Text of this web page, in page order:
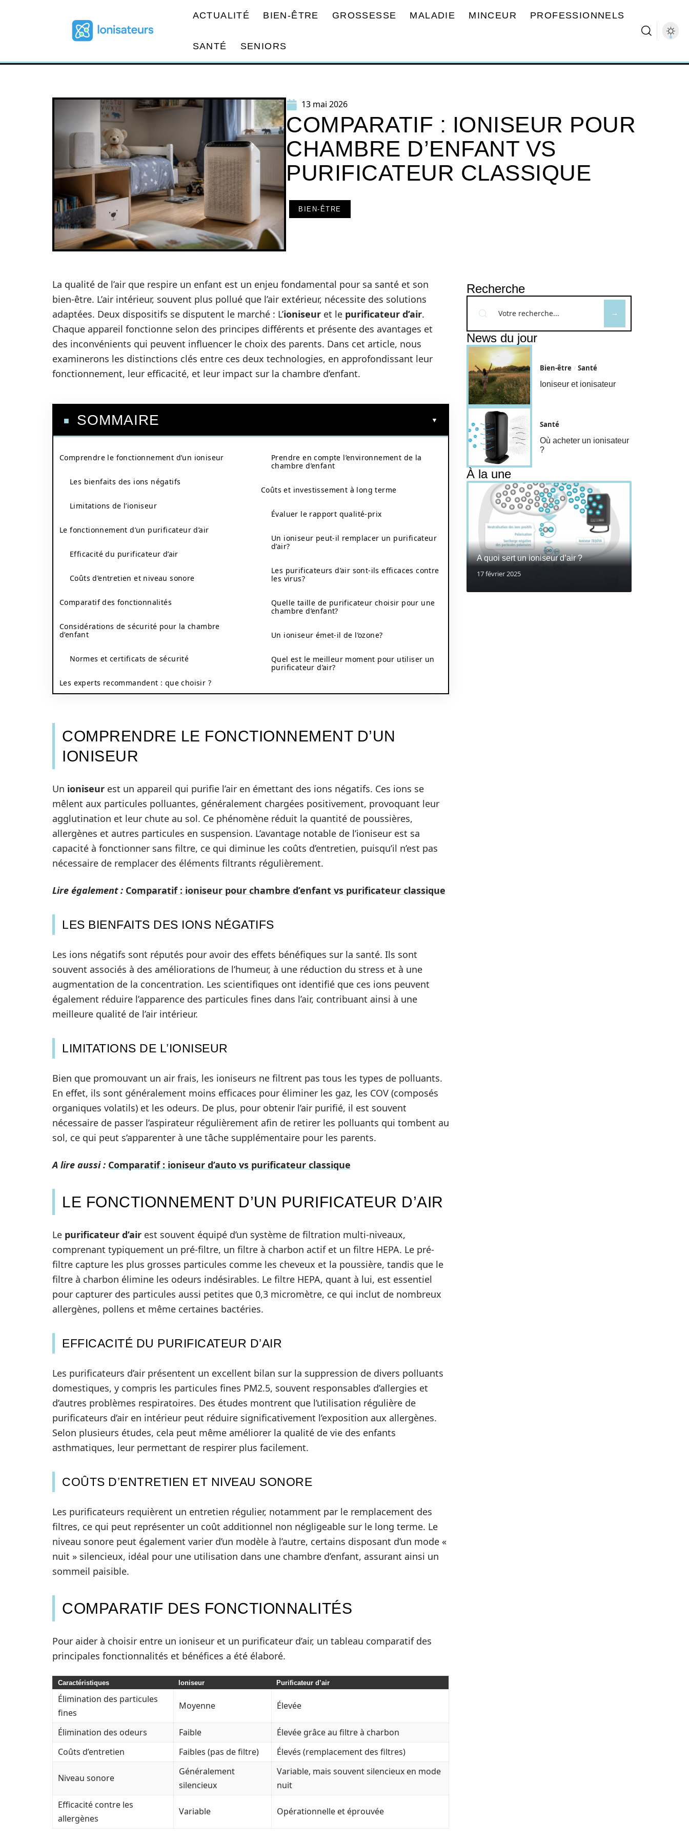
ACTUALITÉ BIEN-ÊTRE GROSSESSE MALADIE MINCEUR PROFESSIONNELS
SANTÉ SENIORS
13 mai 2026
COMPARATIF : IONISEUR POUR
CHAMBRE D’ENFANT VS
PURIFICATEUR CLASSIQUE
BIEN-ÊTRE
La qualité de l’air que respire un enfant est un enjeu fondamental pour sa santé et son
bien-être. L’air intérieur, souvent plus pollué que l’air extérieur, nécessite des solutions
adaptées. Deux dispositifs se disputent le marché : L’ioniseur et le purificateur d’air.
Chaque appareil fonctionne selon des principes différents et présente des avantages et
des inconvénients qui peuvent influencer le choix des parents. Dans cet article, nous
examinerons les distinctions clés entre ces deux technologies, en approfondissant leur
fonctionnement, leur efficacité, et leur impact sur la chambre d’enfant.
SOMMAIRE
Comprendre le fonctionnement d’un ioniseur
Les bienfaits des ions négatifs
Limitations de l’ioniseur
Le fonctionnement d’un purificateur d’air
Efficacité du purificateur d’air
Coûts d’entretien et niveau sonore
Comparatif des fonctionnalités
Considérations de sécurité pour la chambre
d’enfant
Normes et certificats de sécurité
Les experts recommandent : que choisir ?
Prendre en compte l’environnement de la
chambre d’enfant
Coûts et investissement à long terme
Évaluer le rapport qualité-prix
Un ioniseur peut-il remplacer un purificateur
d’air?
Les purificateurs d’air sont-ils efficaces contre
les virus?
Quelle taille de purificateur choisir pour une
chambre d’enfant?
Un ioniseur émet-il de l’ozone?
Quel est le meilleur moment pour utiliser un
purificateur d’air?
COMPRENDRE LE FONCTIONNEMENT D’UN
IONISEUR
Un ioniseur est un appareil qui purifie l’air en émettant des ions négatifs. Ces ions se
mêlent aux particules polluantes, généralement chargées positivement, provoquant leur
agglutination et leur chute au sol. Ce phénomène réduit la quantité de poussières,
allergènes et autres particules en suspension. L’avantage notable de l’ioniseur est sa
capacité à fonctionner sans filtre, ce qui diminue les coûts d’entretien, puisqu’il n’est pas
nécessaire de remplacer des éléments filtrants régulièrement.
Lire également : Comparatif : ioniseur pour chambre d’enfant vs purificateur classique
LES BIENFAITS DES IONS NÉGATIFS
Les ions négatifs sont réputés pour avoir des effets bénéfiques sur la santé. Ils sont
souvent associés à des améliorations de l’humeur, à une réduction du stress et à une
augmentation de la concentration. Les scientifiques ont identifié que ces ions peuvent
également réduire l’apparence des particules fines dans l’air, contribuant ainsi à une
meilleure qualité de l’air intérieur.
LIMITATIONS DE L’IONISEUR
Bien que promouvant un air frais, les ioniseurs ne filtrent pas tous les types de polluants.
En effet, ils sont généralement moins efficaces pour éliminer les gaz, les COV (composés
organiques volatils) et les odeurs. De plus, pour obtenir l’air purifié, il est souvent
nécessaire de passer l’aspirateur régulièrement afin de retirer les polluants qui tombent au
sol, ce qui peut s’apparenter à une tâche supplémentaire pour les parents.
A lire aussi : Comparatif : ioniseur d’auto vs purificateur classique
LE FONCTIONNEMENT D’UN PURIFICATEUR D’AIR
Le purificateur d’air est souvent équipé d’un système de filtration multi-niveaux,
comprenant typiquement un pré-filtre, un filtre à charbon actif et un filtre HEPA. Le pré-
filtre capture les plus grosses particules comme les cheveux et la poussière, tandis que le
filtre à charbon élimine les odeurs indésirables. Le filtre HEPA, quant à lui, est essentiel
pour capturer des particules aussi petites que 0,3 micromètre, ce qui inclut de nombreux
allergènes, pollens et même certaines bactéries.
EFFICACITÉ DU PURIFICATEUR D’AIR
Les purificateurs d’air présentent un excellent bilan sur la suppression de divers polluants
domestiques, y compris les particules fines PM2.5, souvent responsables d’allergies et
d’autres problèmes respiratoires. Des études montrent que l’utilisation régulière de
purificateurs d’air en intérieur peut réduire significativement l’exposition aux allergènes.
Selon plusieurs études, cela peut même améliorer la qualité de vie des enfants
asthmatiques, leur permettant de respirer plus facilement.
COÛTS D’ENTRETIEN ET NIVEAU SONORE
Les purificateurs requièrent un entretien régulier, notamment par le remplacement des
filtres, ce qui peut représenter un coût additionnel non négligeable sur le long terme. Le
niveau sonore peut également varier d’un modèle à l’autre, certains disposant d’un mode «
nuit » silencieux, idéal pour une utilisation dans une chambre d’enfant, assurant ainsi un
sommeil paisible.
COMPARATIF DES FONCTIONNALITÉS
Pour aider à choisir entre un ioniseur et un purificateur d’air, un tableau comparatif des
principales fonctionnalités et bénéfices a été élaboré.
Caractéristiques Ioniseur Purificateur d’air
Élimination des particules
fines
Moyenne Élevée
Élimination des odeurs Faible
Élevée grâce au filtre à charbon
Coûts d’entretien
Faibles (pas de filtre) Élevés (remplacement des filtres)
Niveau sonore
Généralement
silencieux
Variable, mais souvent silencieux en mode
nuit
Efficacité contre les
allergènes
Variable Opérationnelle et éprouvée
Recherche
News du jour
Bien-être Santé
Ioniseur et ionisateur
Santé
Où acheter un ionisateur
?
À la une
A quoi sert un ioniseur d’air ?
17 février 2025